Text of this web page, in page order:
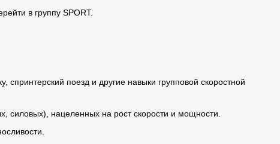
в группу SPORT.
поезд и другие навыки групповой скоростной
силовых), нацеленных на рост скорости и мощности.